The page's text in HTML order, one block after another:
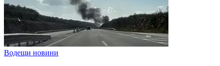
Водещи новини